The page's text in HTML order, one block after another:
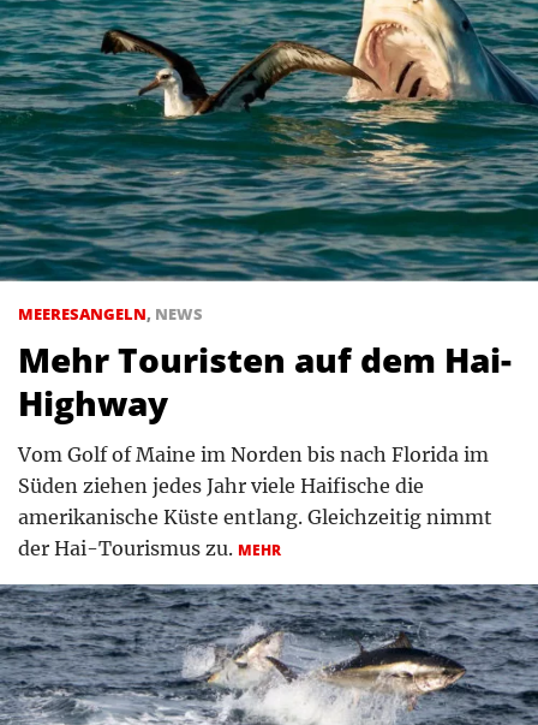
MEERESANGELN, NEWS
Mehr Touristen auf dem Hai-
Highway
Vom Golf of Maine im Norden bis nach Florida im
Süden ziehen jedes Jahr viele Haifische die
amerikanische Küste entlang. Gleichzeitig nimmt
der Hai-Tourismus zu. MEHR